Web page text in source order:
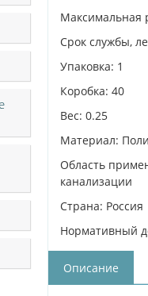
Максимальная
Срок службы,
Упаковка: 1
Коробка: 40
Вес: 0.25
Материал:
Область
канализации
Страна: Россия
Нормативный
Описание